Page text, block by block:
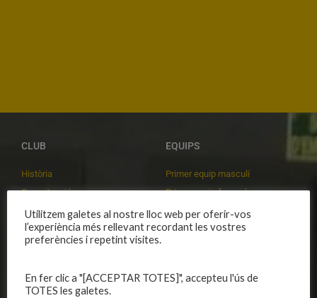
CLUB
Història
Organització
Publicacions
Avís legal
Política de privadesa
Privadesa a les xarxes
EQUIPS
Primer equip masculí
Primer equip femení
Equips masculins
Equips femenins
Patrocinadors
Utilitzem galetes al nostre lloc web per oferir-vos
l’experiència més rellevant recordant les vostres
preferències i repetint visites.
En fer clic a "[ACCEPTAR TOTES]", accepteu l'ús de
TOTES les galetes.